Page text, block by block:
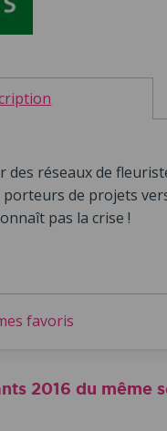
des réseaux de
porteurs de projets
pas la crise !
favoris
2016 du même